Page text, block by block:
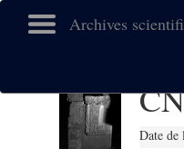
Archives
Date de